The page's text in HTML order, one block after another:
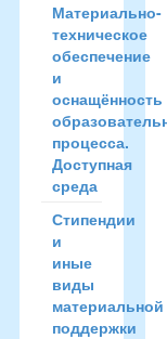
Материально-
техническое
обеспечение
и
оснащённость
процесса.
Доступная
среда
Стипендии
и
иные
виды
материальной
поддержки